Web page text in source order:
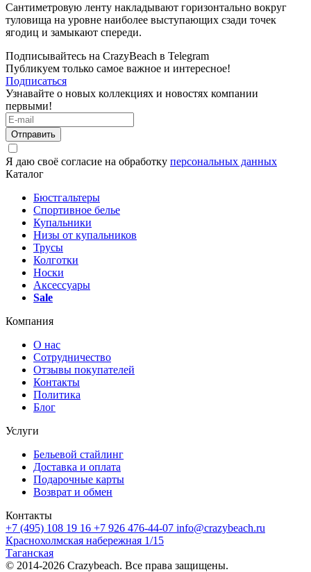
Сантиметровую ленту накладывают горизонтально вокруг
туловища на уровне наиболее выступающих сзади точек
ягодиц и замыкают спереди.
Подписывайтесь на CrazyBeach в Telegram
Публикуем только самое важное и интересное!
Подписаться
Узнавайте о новых коллекциях и новостях компании
первыми!
Отправить
Я даю своё согласие на обработку персональных данных
Каталог
Бюстгальтеры
Спортивное белье
Купальники
Низы от купальников
Трусы
Колготки
Носки
Аксессуары
Sale
Компания
О нас
Сотрудничество
Отзывы покупателей
Контакты
Политика
Блог
Услуги
Бельевой стайлинг
Доставка и оплата
Подарочные карты
Возврат и обмен
Контакты
+7 (495) 108 19 16 +7 926 476-44-07 info@crazybeach.ru
Краснохолмская набережная 1/15
Таганская
© 2014-2026 Crazybeach. Все права защищены.